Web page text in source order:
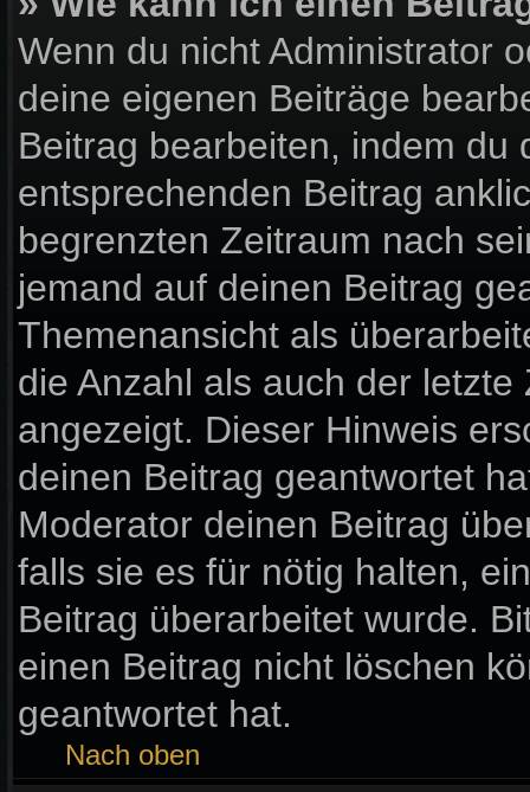
Wenn du nicht Administrator
deine eigenen Beiträge
Beitrag bearbeiten, indem du
entsprechenden Beitrag
begrenzten Zeitraum nach
jemand auf deinen Beitrag
Themenansicht als
die Anzahl als auch der
angezeigt. Dieser Hinweis
deinen Beitrag geantwortet
Moderator deinen Beitrag
falls sie es für nötig halten,
Beitrag überarbeitet wurde.
einen Beitrag nicht löschen
geantwortet hat.
Nach oben